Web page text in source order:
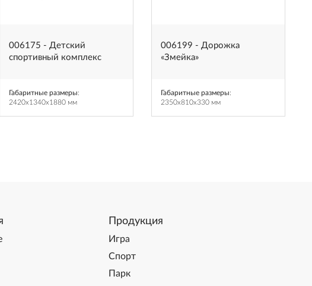
006175 - Детский
спортивный комплекс
Габаритные размеры:
2420x1340x1880 мм
006199 - Дорожка
«Змейка»
Габаритные размеры:
2350x810x330 мм
Продукция
Игра
Спорт
Парк